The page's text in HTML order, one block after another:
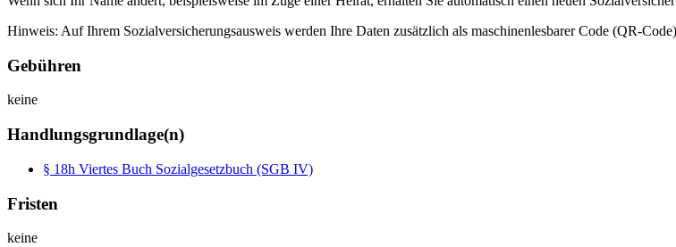
Hinweis: Auf Ihrem Sozialversicherungsausweis werden Ihre Daten zusätzlich als maschinenlesbarer Code (QR-
Gebühren
keine
Handlungsgrundlage(n)
§ 18h Viertes Buch Sozialgesetzbuch (SGB IV)
Fristen
keine